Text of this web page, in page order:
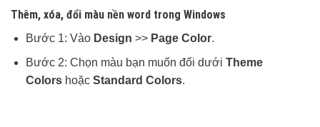
Thêm, xóa, đổi màu nền word trong Windows
Bước 1: Vào Design >> Page Color.
Bước 2: Chọn màu bạn muốn đổi dưới Theme
Colorshoặc Standard Colors.